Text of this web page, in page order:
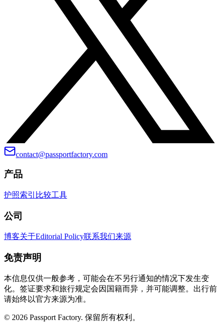
contact@passportfactory.com
产品
护照索引 比较工具
公司
博客关于Editorial Policy联系我们来源
免责声明
本信息仅供一般参考，可能会在不另行通知的情况下发生变
化。签证要求和旅行规定会因国籍而异，并可能调整。出行前
请始终以官方来源为准。
© 2026 Passport Factory. 保留所有权利。